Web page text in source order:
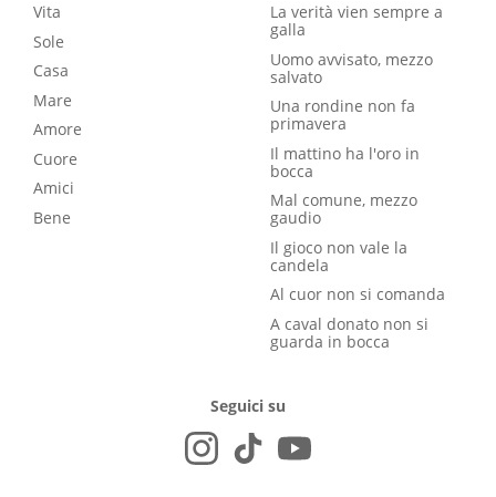
Vita
Sole
Casa
Mare
Amore
Cuore
Amici
Bene
La verità vien sempre a
galla
Uomo avvisato, mezzo
salvato
Una rondine non fa
primavera
Il mattino ha l'oro in
bocca
Mal comune, mezzo
gaudio
Il gioco non vale la
candela
Al cuor non si comanda
A caval donato non si
guarda in bocca
Seguici su